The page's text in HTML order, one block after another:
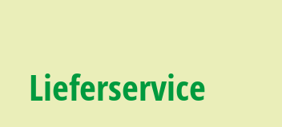
Lieferservice